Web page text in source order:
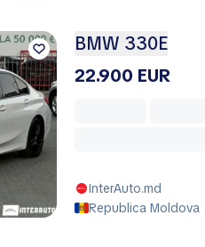
BMW 330E
22.900 EUR
InterAuto.md
Republica Moldova